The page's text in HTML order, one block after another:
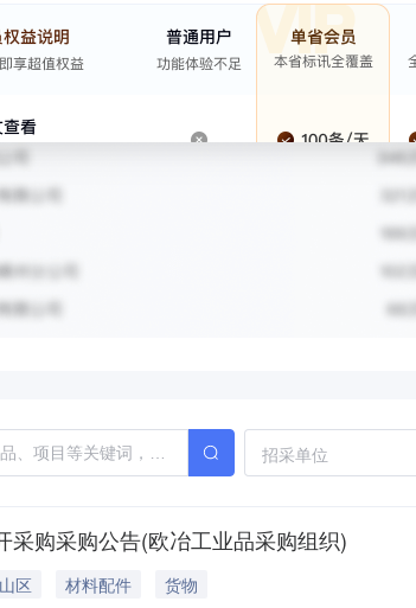
招采单位
采购采购公告(欧冶工业品采购组织)
区 材料配件
货物